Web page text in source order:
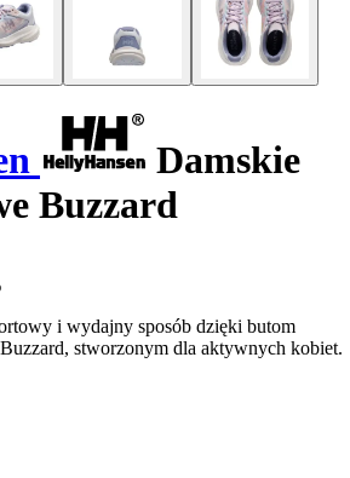
Damskie
Buzzard
i wydajny sposób dzięki butom
stworzonym dla aktywnych kobiet.